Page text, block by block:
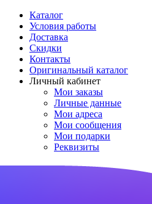
Каталог
Условия работы
Доставка
Скидки
Контакты
Оригинальный каталог
Личный кабинет
Мои заказы
Личные данные
Мои адреса
Мои сообщения
Мои подарки
Реквизиты